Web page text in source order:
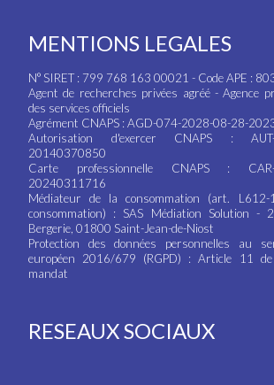
MENTIONS LEGALES
N° SIRET : 799 768 163 00021 - Code APE :
Agent de recherches privées agréé - Agence
des services officiels
Agrément CNAPS : AGD-074-2028-08-28-
Autorisation d'exercer CNAPS : AUT-
20140370850
Carte professionnelle CNAPS : CAR-
20240311716
Médiateur de la consommation (art.
consommation) : SAS Médiation Solution -
Bergerie, 01800 Saint-Jean-de-Niost
Protection des données personnelles au
européen 2016/679 (RGPD) : Article 11
mandat
RESEAUX SOCIAUX